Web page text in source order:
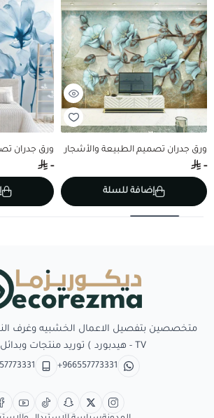
ورق جدران تصميم الطبيعة والأشجار
-
إضافة للسلة
ورق جدران
-
متخصصين بتفصيل الاعمال الخشبيه وغرف
TV - هيدبورد ) توريد منتجات وبدائل الديكور
+966557773331